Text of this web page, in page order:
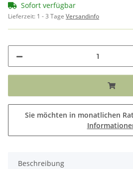
Sofort verfügbar
Lieferzeit: 1 - 3 Tage Versandinfo
Sie möchten in monatlichen
Beschreibung